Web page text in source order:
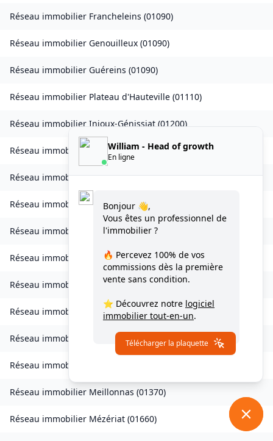
Réseau immobilier Francheleins (01090)
Réseau immobilier Genouilleux (01090)
Réseau immobilier Guéreins (01090)
Réseau immobilier Plateau d'Hauteville (01110)
Réseau immobilier Injoux-Génissiat (01200)
Réseau immobilierIzieu(01300)
Réseau immobilierJournans(01250)
Réseau immobilierLe Poizat-Lalleyriat
Réseau immobilier Lantenay(01430)
Réseau immobilier Magnieu(01300 )
Réseau immobilier Marsonnas(01340)
Réseau immobilier Martignat(01100)
Réseau immobilier Massieux(01600
Réseau immobilier
Réseau immobilier Meillonnas (01370)
Réseau immobilier Mézériat (01660)
William - Head of growth
En ligne
Bonjour 👋,
Vous êtes un professionnel de
l'immobilier ?
🔥 Percevez 100% de vos
commissions dès la première
vente sans condition.
⭐ Découvrez notre logiciel
immobilier tout-en-un.
Télécharger la plaquette